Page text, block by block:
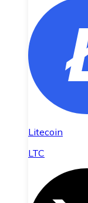
Litecoin
LTC